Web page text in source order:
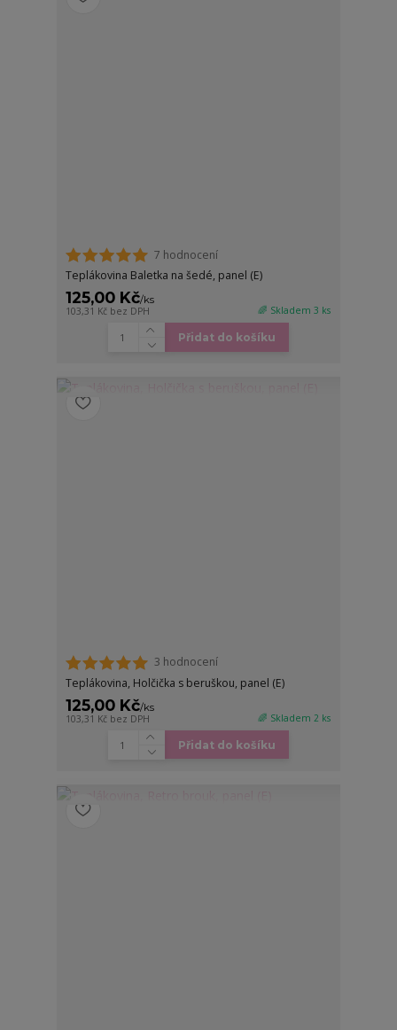
7 hodnocení
Teplákovina Baletka na šedé, panel (E)
125,00 Kč/ks
103,31 Kč bez DPH 🌈 Skladem 3 ks
Přidat do košíku
3 hodnocení
Teplákovina, Holčička s beruškou, panel (E)
125,00 Kč/ks
103,31 Kč bez DPH 🌈 Skladem 2 ks
Přidat do košíku